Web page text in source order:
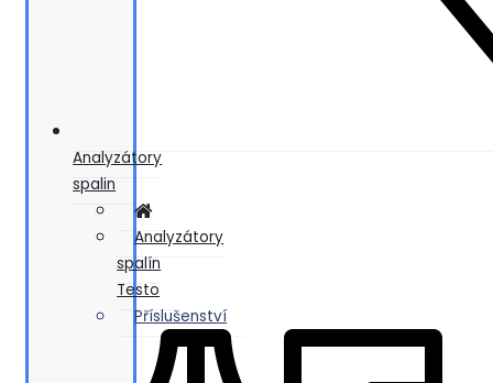
Analyzátory
spalin
Analyzátory
spalín
Testo
Příslušenství